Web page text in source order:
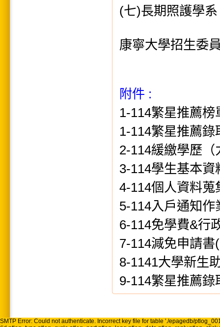
(七)長期照護學
康寧大學招生委
附件 :
1-114繁星推薦
1-114繁星推薦
2-114緩繳學歷
3-114學生基本
4-114個人資料
5-114入戶通知
6-114免學費&行
7-114減免申請
8-1141大學新生
9-114繁星推薦
SMTP Error: Could not authenticate. Incorrect key file for table './epagedb/